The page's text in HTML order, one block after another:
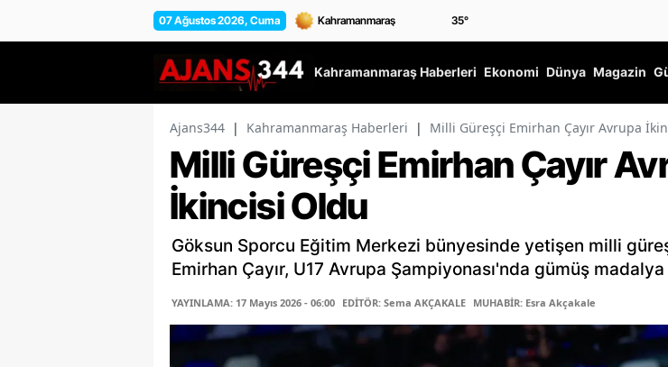
07 Ağustos 2026, Cuma 35°
Kahramanmaraş Haberleri Ekonomi Dünya Magazin
Ajans344 | Kahramanmaraş Haberleri | Milli Güreşçi Emirhan Çayır Avrupa
Milli Güreşçi Emirhan Çayır
İkincisi Oldu
Göksun Sporcu Eğitim Merkezi bünyesinde yetişen milli
Emirhan Çayır, U17 Avrupa Şampiyonası'nda gümüş madalya
YAYINLAMA: 17 Mayıs 2026 - 06:00 EDİTÖR: Sema AKÇAKALE MUHABİR: Esra Akçakale